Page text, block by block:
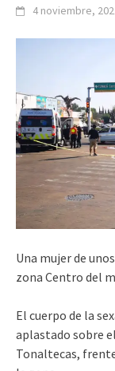
4 noviembre,
Una mujer de
zona Centro del
El cuerpo de la
aplastado sobre
Tonaltecas,